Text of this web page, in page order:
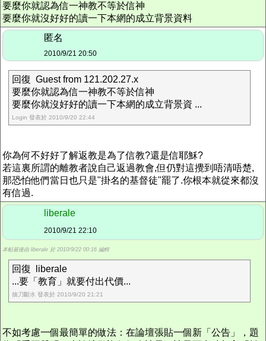
要麼你就認為信一神教不等於信神
要麼你就沒好好的讀一下本網的成立背景資料
匿名
2010/9/21 20:50
回復 Guest from 121.202.27.x
要麼你就認為信一神教不等於信神
要麼你就沒好好的讀一下本網的成立背景資 ...
Login 發表於 2010/9/20 22:44
你為何不好好了解返教是為了信教?還是信耶穌?
若這裏所謂的離教者說自己返過教會,但仍對這攪到唔清唔楚,
那恐怕他們當日也只是"掛名的基督徒"罷了.你根本就從來都沒
有信過.
liberale
2010/9/21 22:10
本帖最後由 liberale 於 2010/9/22 00:16 編輯
回復 liberale
...要「教育」就要付出代價...
抽刀斷水 發表於 2010/9/20 21:21
不如考慮一個最簡單的做法：在論壇張貼一個新「公告」，題